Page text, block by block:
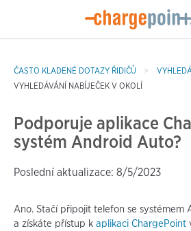
ČASTO KLADENÉ DOTAZY ŘIDIČŮ
VYHLEDÁVÁNÍ NABÍJEČEK V OKOLÍ
Podporuje aplikace
systém Android Auto?
Poslední aktualizace: 8/5/2023
Ano. Stačí připojit telefon se systémem
a získáte přístup k aplikaci ChargePoint